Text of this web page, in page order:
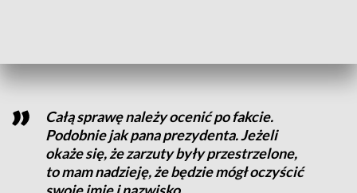
Całą sprawę należy ocenić po fakcie.
Podobnie jak pana prezydenta. Jeżeli
okaże się, że zarzuty były przestrzelone,
to mam nadzieję, że będzie mógł oczyścić